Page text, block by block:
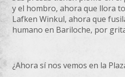
y el hombro, ahora que llora
Lafken Winkul, ahora que
humano en Bariloche, por
¿Ahora sí nos vemos en la